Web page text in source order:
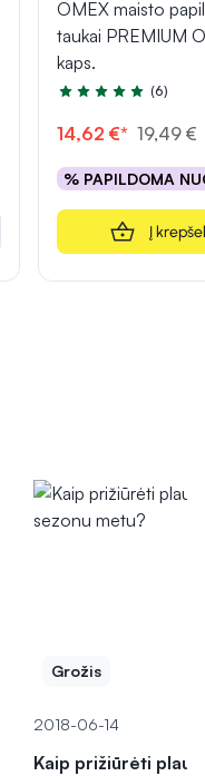
OMEX maisto
taukai PREMIUM
kaps.
Įvertinimas 5.0 iš 5
(6)
14,62 €* 19,49 €
% PAPILDOMA
Į
Grožis
2018-06-14
Kaip prižiūrėti